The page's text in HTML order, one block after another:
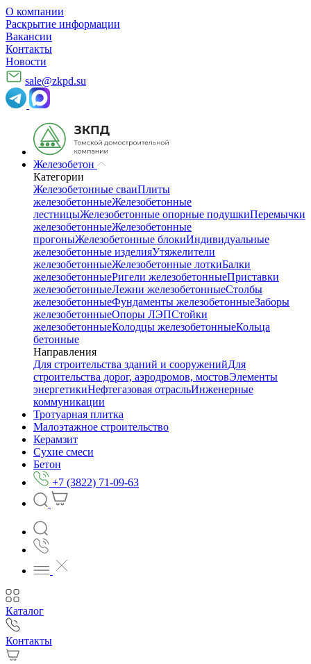
О компании
Раскрытие информации
Вакансии
Контакты
Новости
sale@zkpd.su
Железобетон
Категории
Железобетонные сваиПлиты
железобетонныеЖелезобетонные
лестницыЖелезобетонные опорные подушкиПеремычки
железобетонныеЖелезобетонные
прогоныЖелезобетонные блокиИндивидуальные
железобетонные изделияУтяжелители
железобетонныеЖелезобетонные лоткиБалки
железобетонныеРигели железобетонныеПриставки
железобетонныеЛежни железобетонныеСтолбы
железобетонныеФундаменты железобетонныеЗаборы
железобетонныеОпоры ЛЭПСтойки
железобетонныеКолодцы железобетонныеКольца
бетонные
Направления
Для строительства зданий и сооруженийДля
строительства дорог, аэродромов, мостовЭлементы
энергетикиНефтегазовая отрасльИнженерные
коммуникации
Тротуарная плитка
Малоэтажное строительство
Керамзит
Сухие смеси
Бетон
+7 (3822) 71-09-63
Каталог
Контакты